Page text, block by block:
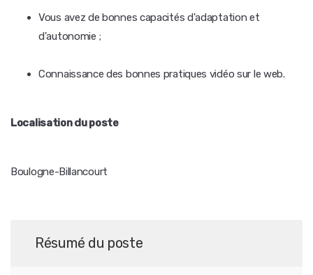
Vous avez de bonnes capacités d'adaptation et
d'autonomie ;
Connaissance des bonnes pratiques vidéo sur le web.
Localisation du poste
Boulogne-Billancourt
Résumé du poste